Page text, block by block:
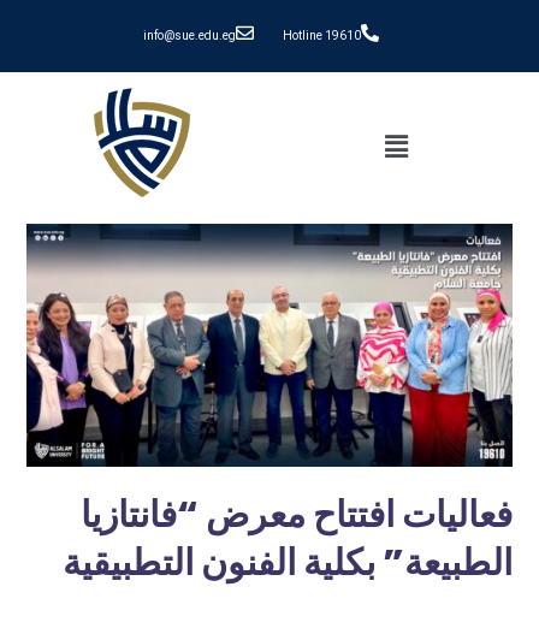
info@sue.edu.eg Hotline 19610
فعاليات افتتاح معرض “فانتازيا
الطبيعة” بكلية الفنون التطبيقية